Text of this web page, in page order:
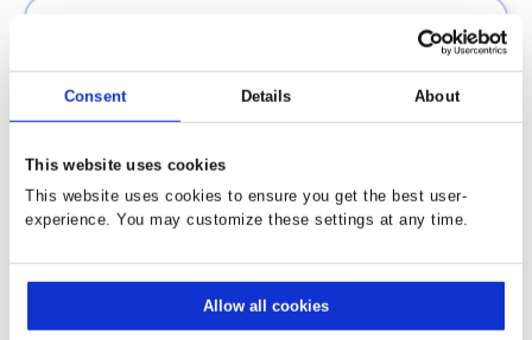
Consent Details About
This website uses cookies
This website uses cookies to ensure you get the best user-
experience. You may customize these settings at any time.
Allow all cookies
Consultez votre boîte aux lettres
pertinentes pour vous sur Yammer.